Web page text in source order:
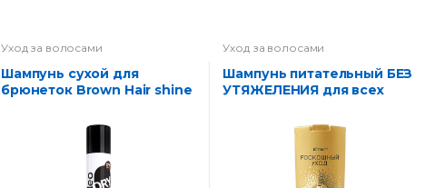
Уход за волосами
Шампунь сухой для
брюнеток Brown Hair shine
Уход за волосами
Шампунь питательный БЕЗ
УТЯЖЕЛЕНИЯ для всех